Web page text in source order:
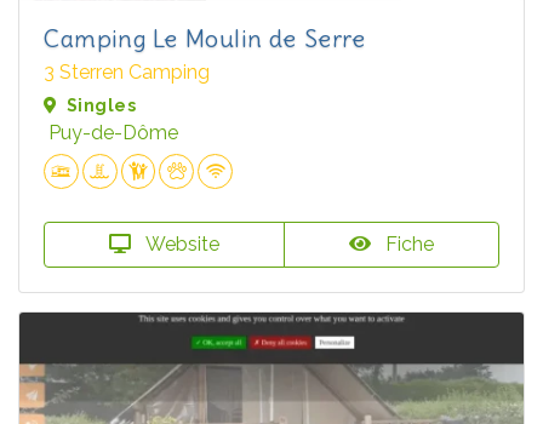
Camping Le Moulin de Serre
3 Sterren Camping
Singles
Puy-de-Dôme
Website Fiche